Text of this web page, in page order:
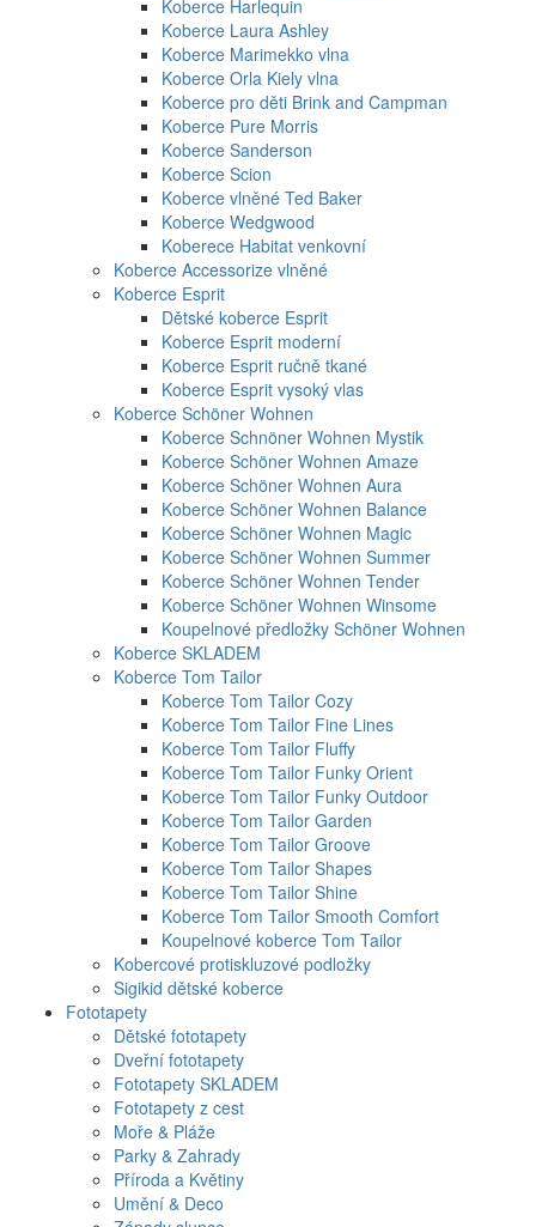
Koberce Harlequin
Koberce Laura Ashley
Koberce Marimekko vlna
Koberce Orla Kiely vlna
Koberce pro děti Brink and Campman
Koberce Pure Morris
Koberce Sanderson
Koberce Scion
Koberce vlněné Ted Baker
Koberce Wedgwood
Koberece Habitat venkovní
Koberce Accessorize vlněné
Koberce Esprit
Dětské koberce Esprit
Koberce Esprit moderní
Koberce Esprit ručně tkané
Koberce Esprit vysoký vlas
Koberce Schöner Wohnen
Koberce Schnöner Wohnen Mystik
Koberce Schöner Wohnen Amaze
Koberce Schöner Wohnen Aura
Koberce Schöner Wohnen Balance
Koberce Schöner Wohnen Magic
Koberce Schöner Wohnen Summer
Koberce Schöner Wohnen Tender
Koberce Schöner Wohnen Winsome
Koupelnové předložky Schöner Wohnen
Koberce SKLADEM
Koberce Tom Tailor
Koberce Tom Tailor Cozy
Koberce Tom Tailor Fine Lines
Koberce Tom Tailor Fluffy
Koberce Tom Tailor Funky Orient
Koberce Tom Tailor Funky Outdoor
Koberce Tom Tailor Garden
Koberce Tom Tailor Groove
Koberce Tom Tailor Shapes
Koberce Tom Tailor Shine
Koberce Tom Tailor Smooth Comfort
Koupelnové koberce Tom Tailor
Kobercové protiskluzové podložky
Sigikid dětské koberce
Fototapety
Dětské fototapety
Dveřní fototapety
Fototapety SKLADEM
Fototapety z cest
Moře & Pláže
Parky & Zahrady
Příroda a Květiny
Umění & Deco